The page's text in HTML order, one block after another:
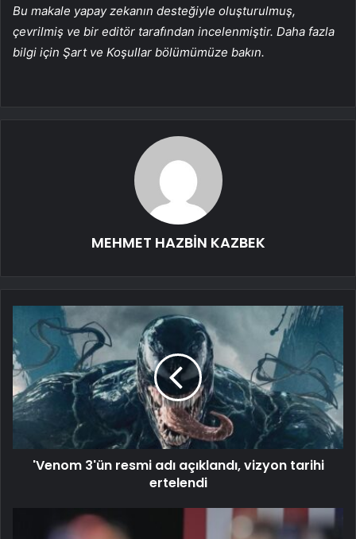
Bu makale yapay zekanın desteğiyle oluşturulmuş,
çevrilmiş ve bir editör tarafından incelenmiştir. Daha fazla
bilgi için Şart ve Koşullar bölümümüze bakın.
MEHMET HAZBİN KAZBEK
'Venom 3'ün resmi adı açıklandı, vizyon tarihi
ertelendi